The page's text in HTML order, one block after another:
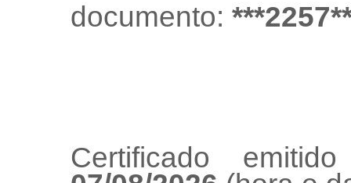
documento:
Certificado